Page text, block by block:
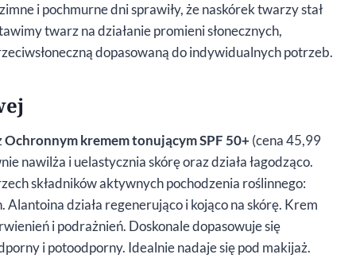
i pochmurne dni sprawiły, że naskórek twarzy stał
twarz na działanie promieni słonecznych,
dopasowaną do indywidualnych potrzeb.
Ochronnym kremem tonującym SPF 50+ (cena 45,99
nawilża i uelastycznia skórę oraz działa łagodząco.
składników aktywnych pochodzenia roślinnego:
działa regenerująco i kojąco na skórę. Krem
i podrażnień. Doskonale dopasowuje się
i potoodporny. Idealnie nadaje się pod makijaż.